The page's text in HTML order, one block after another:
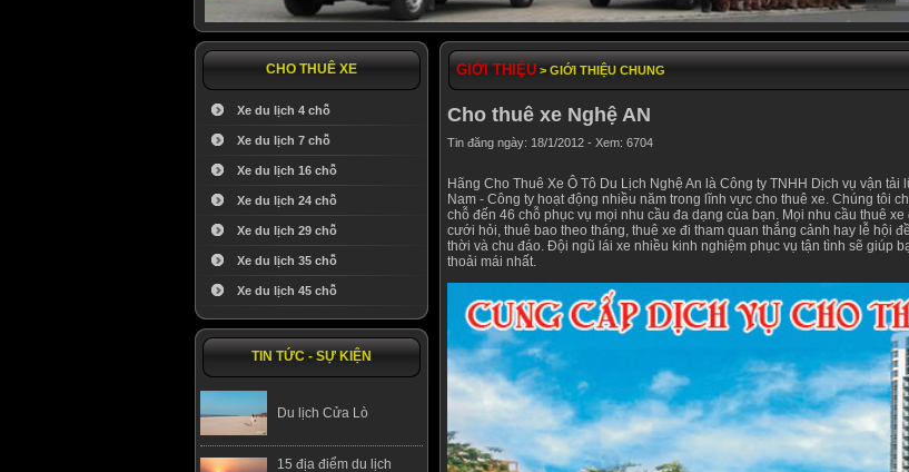
CHO THUÊ XE
Xe du lịch 4 chỗ
Xe du lịch 7 chỗ
Xe du lịch 16 chỗ
Xe du lịch 24 chỗ
Xe du lịch 29 chỗ
Xe du lịch 35 chỗ
Xe du lịch 45 chỗ
TIN TỨC - SỰ KIỆN
Du lịch Cửa Lò
15 địa điểm du lịch
GIỚI THIỆU > GIỚI THIỆU CHUNG
Cho thuê xe Nghệ AN
Tin đăng ngày: 18/1/2012 - Xem: 6704
Hãng Cho Thuê Xe Ô Tô Du Lịch Nghệ An là Công ty TNHH Dịch vụ vận tải
Nam - Công ty hoạt động nhiều năm trong lĩnh vực cho thuê xe. Chúng tôi
chỗ đến 46 chỗ phục vụ mọi nhu cầu đa dạng của bạn. Mọi nhu cầu thuê xe
cưới hỏi, thuê bao theo tháng, thuê xe đi tham quan thắng cảnh hay lễ hội
thời và chu đáo. Đội ngũ lái xe nhiều kinh nghiệm phục vụ tận tình sẽ giúp
thoải mái nhất.